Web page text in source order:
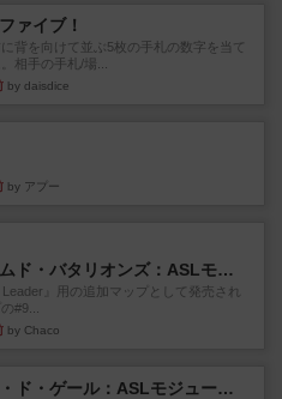
ァイブ！
背を向けて並ぶ5枚の手札の数字を当て
相手の手札/場...
by daisdice
by アプー
ドゥームド・バタリオンズ：ASLモジュール11
Leader』用の追加マップとして発売され
#9...
by Chaco
クロワ・ド・ゲール：ASLモジュール10